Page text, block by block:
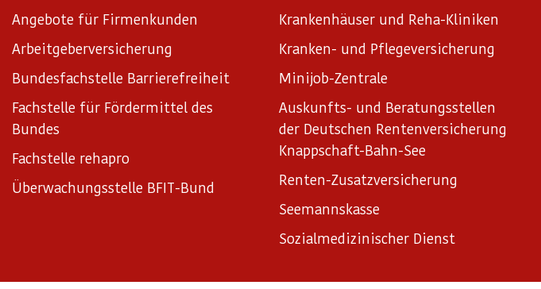
Angebote für Firmenkunden
Arbeitgeberversicherung
Bundesfachstelle Barrierefreiheit
Fachstelle für Fördermittel des
Bundes
Fachstelle rehapro
Überwachungsstelle BFIT-Bund
Krankenhäuser und Reha-Kliniken
Kranken- und Pflegeversicherung
Minijob-Zentrale
Auskunfts- und Beratungsstellen
der Deutschen Rentenversicherung
Knappschaft-Bahn-See
Renten-Zusatzversicherung
Seemannskasse
Sozialmedizinischer Dienst